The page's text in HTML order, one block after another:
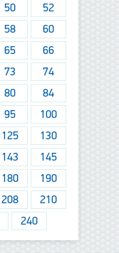
50
52
58
60
65
66
73
74
80
84
95
100
125
130
143
145
180
190
208
210
240